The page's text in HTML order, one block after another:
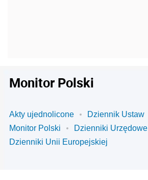
Monitor Polski
Akty ujednolicone
Dziennik Ustaw
Monitor Polski
Dzienniki Urzędowe
Dzienniki Unii Europejskiej